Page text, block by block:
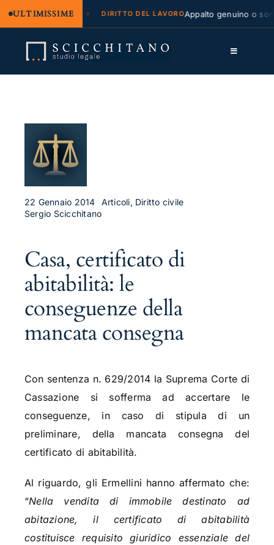
ULTIMISSIME
e regresso DIRITTO DEL LAVOROAppalto genuino o
contenuto
Toggle
Approfondimenti
Contatti
22 Gennaio 2014
Articoli, Diritto civile
Sergio Scicchitano
Casa, certificato di
abitabilità: le
conseguenze della
mancata consegna
Con sentenza n. 629/2014 la Suprema Corte di
Cassazione si sofferma ad accertare le
conseguenze, in caso di stipula di un
preliminare, della mancata consegna del
certificato di abitabilità.
Al riguardo, gli Ermellini hanno affermato che:
“Nella vendita di immobile destinato ad
abitazione, il certificato di abitabilità
costituisce requisito giuridico essenziale del